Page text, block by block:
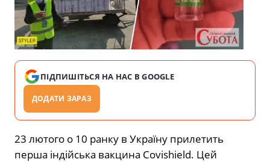
ПІДПИШІТЬСЯ НА НАС В GOOGLE
ДОДАТИ ЗАРАЗ
23 лютого о 10 ранку в Україну прилетить
перша індійська вакцина Covishield. Цей